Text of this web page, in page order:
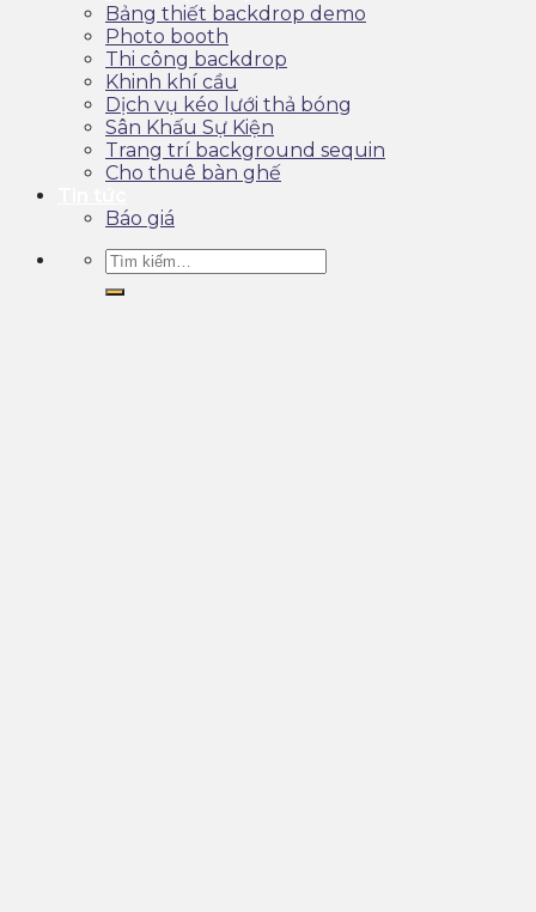
Bảng thiết backdrop demo
Photo booth
Thi công backdrop
Khinh khí cầu
Dịch vụ kéo lưới thả bóng
Sân Khấu Sự Kiện
Trang trí background sequin
Cho thuê bàn ghế
Báo giá